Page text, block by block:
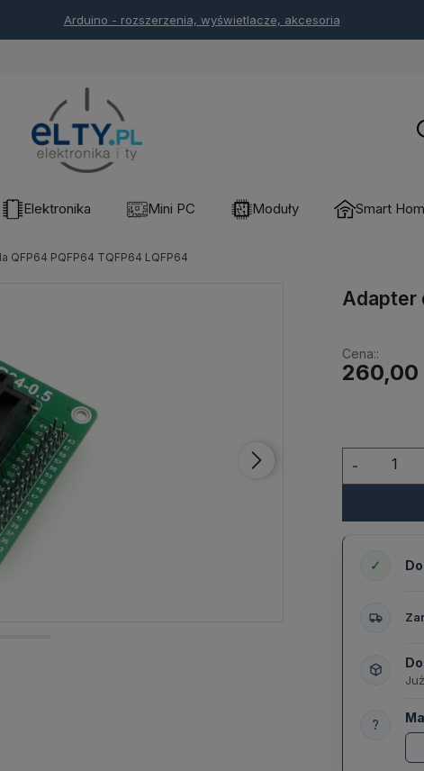
Arduino - rozszerzenia, wyświetlacze, akcesoria
Elektronika Mini PC Moduły Smart
QFP64 PQFP64 TQFP64 LQFP64
Adapter
Cena::
260,00
-
✓
?